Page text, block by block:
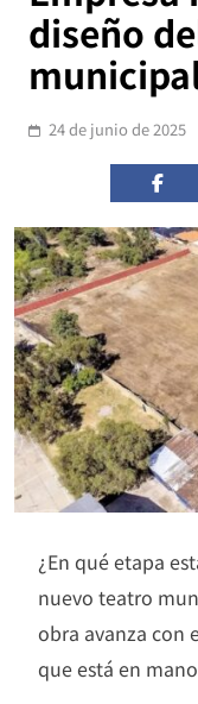
diseño
24 de junio de 2025
¿En qué etapa
nuevo teatro
obra avanza con
que está en